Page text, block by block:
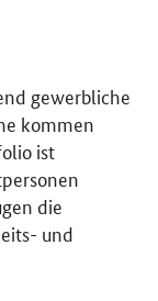
gewerbliche
kommen
ist
die
und